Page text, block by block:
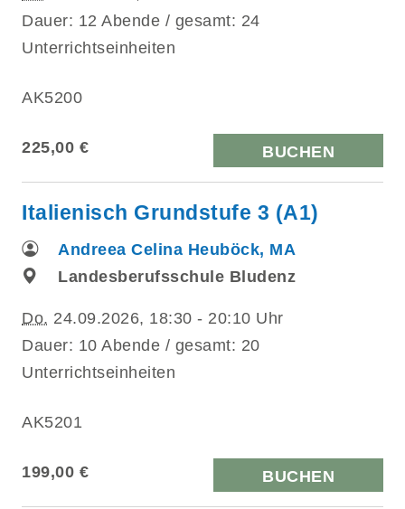
Dauer: 12 Abende / gesamt: 24
Unterrichtseinheiten
AK5200
225,00 € BUCHEN
Italienisch Grundstufe 3 (A1)
Andreea Celina Heuböck, MA
Landesberufsschule Bludenz
Do. 24.09.2026, 18:30 - 20:10 Uhr
Dauer: 10 Abende / gesamt: 20
Unterrichtseinheiten
AK5201
199,00 € BUCHEN